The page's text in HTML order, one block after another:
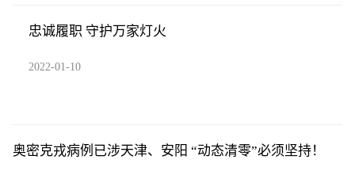
忠诚履职 守护万家灯火
2022-01-10
奥密克戎病例已涉天津、安阳 “动态清零”必须坚持！